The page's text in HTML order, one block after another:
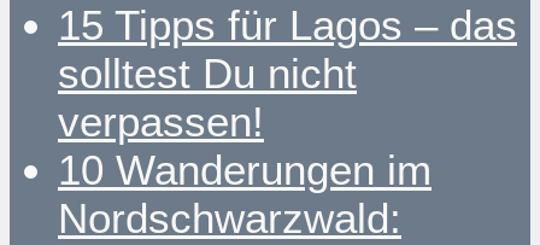
15 Tipps für Lagos – das
solltest Du nicht
verpassen!
10 Wanderungen im
Nordschwarzwald: